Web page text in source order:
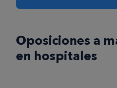
Oposiciones a
en hospitales